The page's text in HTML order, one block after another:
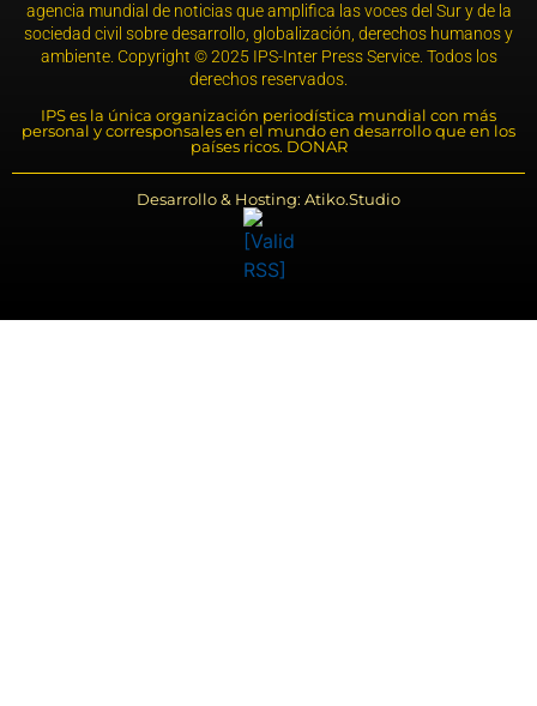
agencia mundial de noticias que amplifica las voces del Sur y de la
sociedad civil sobre desarrollo, globalización, derechos humanos y
ambiente. Copyright © 2025 IPS-Inter Press Service. Todos los
derechos reservados.
IPS es la única organización periodística mundial con más
personal y corresponsales en el mundo en desarrollo que en los
países ricos. DONAR
Desarrollo & Hosting: Atiko.Studio